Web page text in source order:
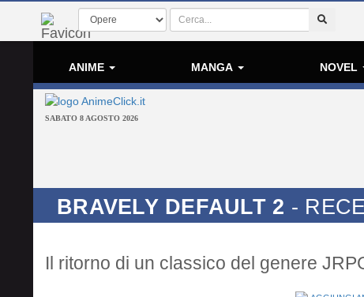
ANIME MANGA NOVEL
SABATO 8 AGOSTO 2026
BRAVELY DEFAULT 2 -
Il ritorno di un classico del genere